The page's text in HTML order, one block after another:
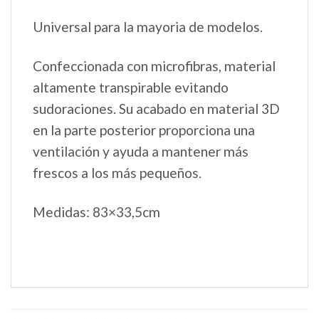
Universal para la mayoria de modelos.
Confeccionada con microfibras, material
altamente transpirable evitando
sudoraciones. Su acabado en material 3D
en la parte posterior proporciona una
ventilación y ayuda a mantener más
frescos a los más pequeños.
Medidas: 83×33,5cm